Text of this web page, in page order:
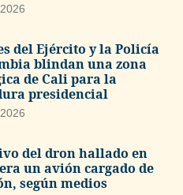
del Ejército y la Policía
blindan una zona
de Cali para la
presidencial
del dron hallado en
un avión cargado de
según medios